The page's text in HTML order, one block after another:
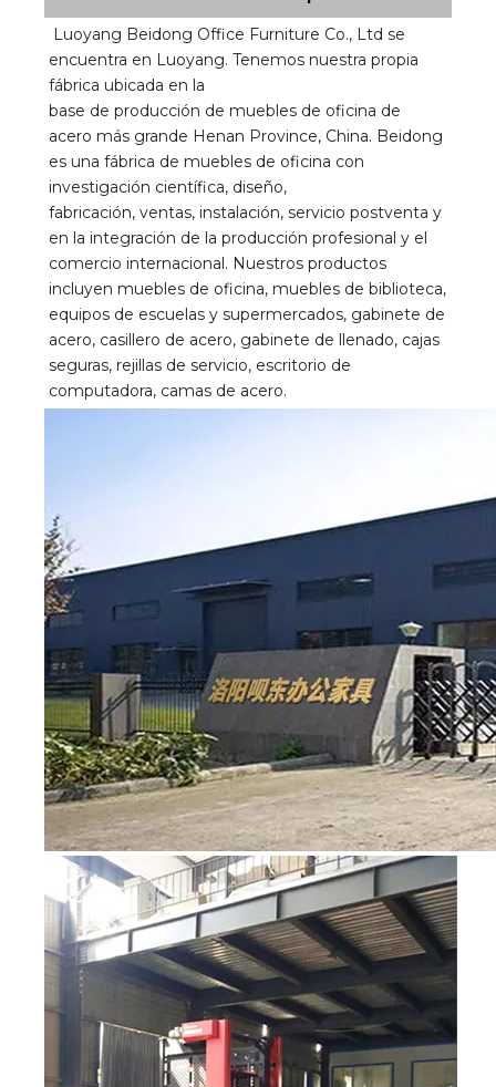
Luoyang Beidong Office Furniture Co., Ltd se
encuentra en Luoyang. Tenemos nuestra propia
fábrica ubicada en la
base de producción de muebles de oficina de
acero más grande Henan Province, China. Beidong
es una fábrica de muebles de oficina con
investigación científica, diseño,
fabricación, ventas, instalación, servicio postventa y
en la integración de la producción profesional y el
comercio internacional. Nuestros productos
incluyen muebles de oficina, muebles de biblioteca,
equipos de escuelas y supermercados, gabinete de
acero, casillero de acero, gabinete de llenado, cajas
seguras, rejillas de servicio, escritorio de
computadora, camas de acero.